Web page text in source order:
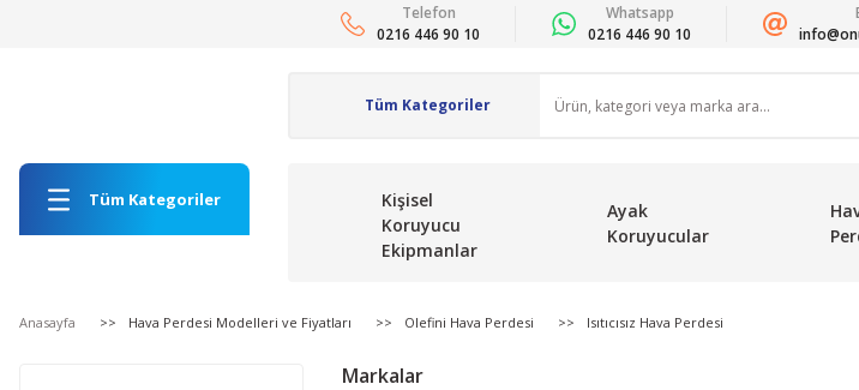
Telefon
0216 446 90 10
Whatsapp
0216 446 90 10
Tüm Kategoriler
Kişisel
Koruyucu
Ekipmanlar
Ayak
Koruyucular
Anasayfa Hava Perdesi Modelleri ve Fiyatları Olefini Hava Perdesi Isıtıcısız Hava Perdesi
Markalar